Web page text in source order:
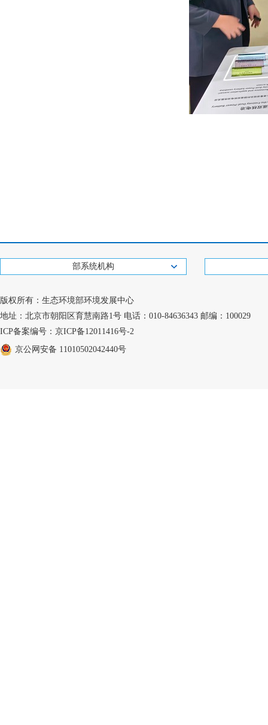
部系统机构
版权所有：生态环境部环境发展中心
地址：北京市朝阳区育慧南路1号 电话：010-84636343 邮编：100029
ICP备案编号：京ICP备12011416号-2
京公网安备 11010502042440号